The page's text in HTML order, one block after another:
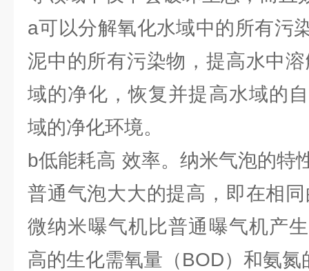
a可以分解氧化水域中的所有污
泥中的所有污染物，提高水中
域的净化，恢复并提高水域的
域的净化环境。
b低能耗高 效率。纳米气泡的特
普通气泡大大的提高，即在相
微纳米曝气机比普通曝气机产
高的生化需氧量（BOD）和氨氮